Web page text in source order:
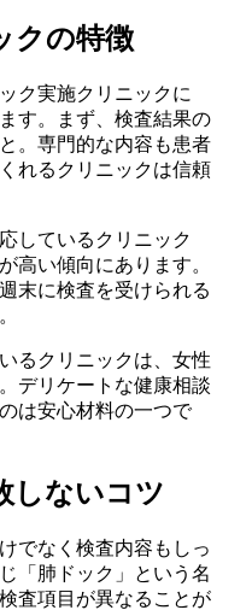
クの特徴
ク実施クリニックに
す。まず、検査結果の
。専門的な内容も患者
れるクリニックは信頼
しているクリニック
高い傾向にあります。
末に検査を受けられる
るクリニックは、女性
デリケートな健康相談
は安心材料の一つで
しないコツ
でなく検査内容もしっ
「肺ドック」という名
査項目が異なることが